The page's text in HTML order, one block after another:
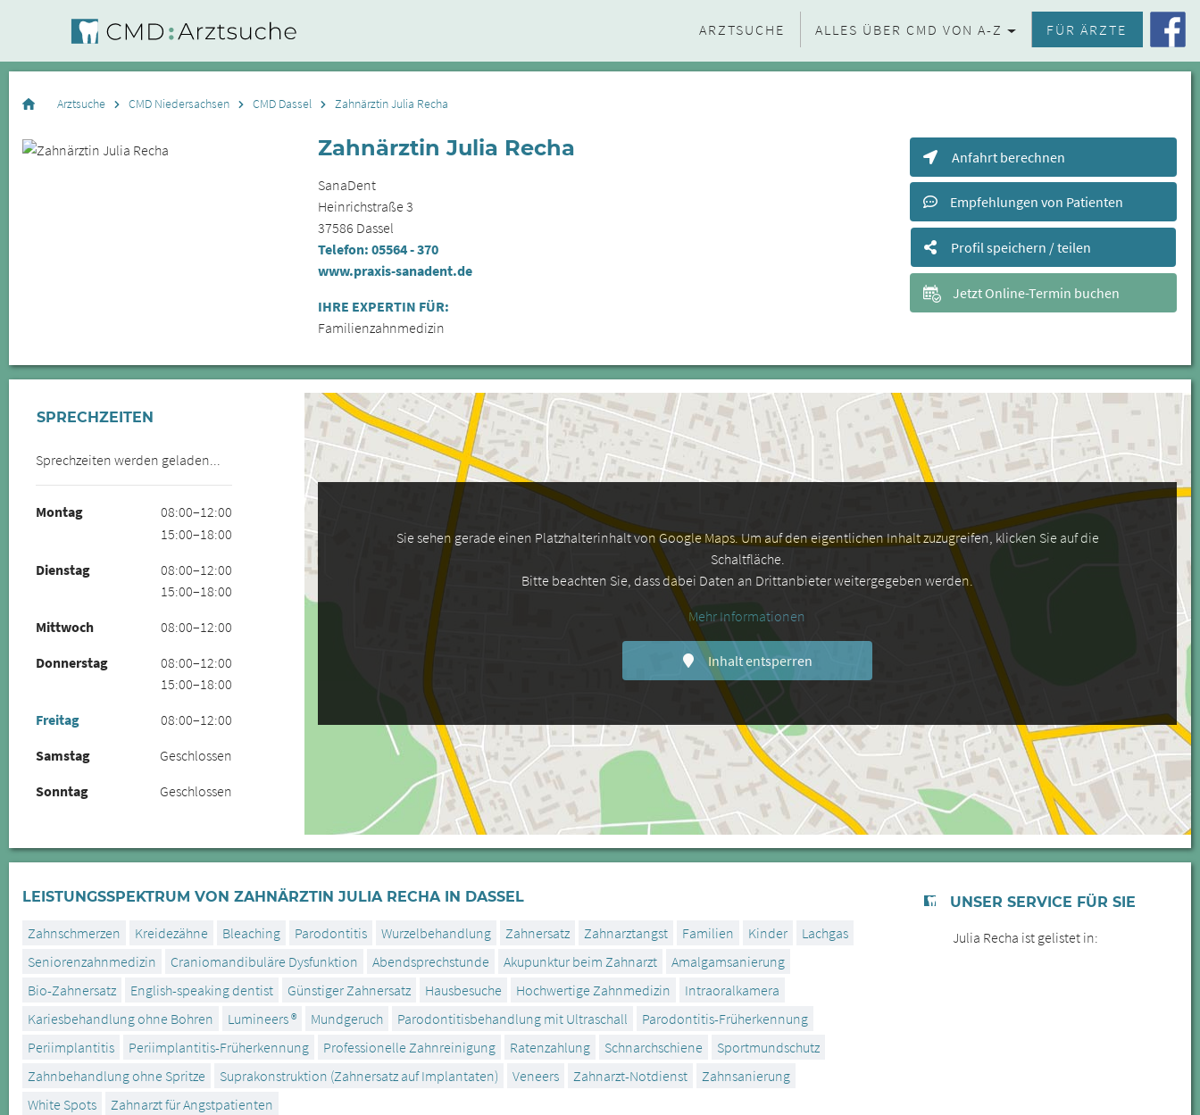
ARZTSUCHE ALLES ÜBER CMD VON A-Z FÜR ÄRZTE
Arztsuche CMD Niedersachsen CMD Dassel Zahnärztin Julia Recha
Zahnärztin Julia Recha
SanaDent
Heinrichstraße 3
37586 Dassel
Telefon: 05564 - 370
www.praxis-sanadent.de
IHRE EXPERTIN FÜR:
Familienzahnmedizin
Anfahrt berechnen
Empfehlungen von Patienten
Profil speichern / teilen
Jetzt Online-Termin buchen
SPRECHZEITEN
Sprechzeiten werden geladen...
Montag
08:00–12:00
15:00–18:00
Dienstag
08:00–12:00
15:00–18:00
Mittwoch
08:00–12:00
Donnerstag
08:00–12:00
15:00–18:00
Freitag
08:00–12:00
Samstag
Geschlossen
Sonntag
Geschlossen
Sie sehen gerade einen Platzhalterinhalt von Google Maps. Um auf den eigentlichen Inhalt zuzugreifen, klicken Sie auf die
Schaltfläche.
Bitte beachten Sie, dass dabei Daten an Drittanbieter weitergegeben werden.
Mehr Informationen
Inhalt entsperren
UNSER SERVICE FÜR SIE
Julia Recha ist gelistet in:
LEISTUNGSSPEKTRUM VON ZAHNÄRZTIN JULIA RECHA IN DASSEL
Zahnschmerzen Kreidezähne Bleaching Parodontitis Wurzelbehandlung Zahnersatz Zahnarztangst Familien Kinder
Lachgas
Seniorenzahnmedizin
Craniomandibuläre Dysfunktion Abendsprechstunde Akupunktur beim Zahnarzt
Amalgamsanierung
Bio-Zahnersatz
English-speaking dentist Günstiger Zahnersatz Hausbesuche Hochwertige Zahnmedizin
Intraoralkamera
Kariesbehandlung ohne Bohren
Lumineers ® Mundgeruch Parodontitisbehandlung mit Ultraschall
Parodontitis-Früherkennung
Periimplantitis
Periimplantitis-Früherkennung Professionelle Zahnreinigung Ratenzahlung Schnarchschiene
Sportmundschutz
Zahnbehandlung ohne Spritze
Suprakonstruktion (Zahnersatz auf Implantaten) Veneers Zahnarzt-Notdienst
Zahnsanierung
White Spots
Zahnarzt für Angstpatienten